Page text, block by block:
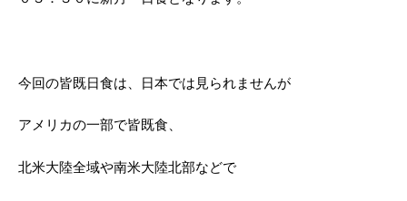
今回の皆既日食は、日本では見られませんが
アメリカの一部で皆既食、
北米大陸全域や南米大陸北部などで